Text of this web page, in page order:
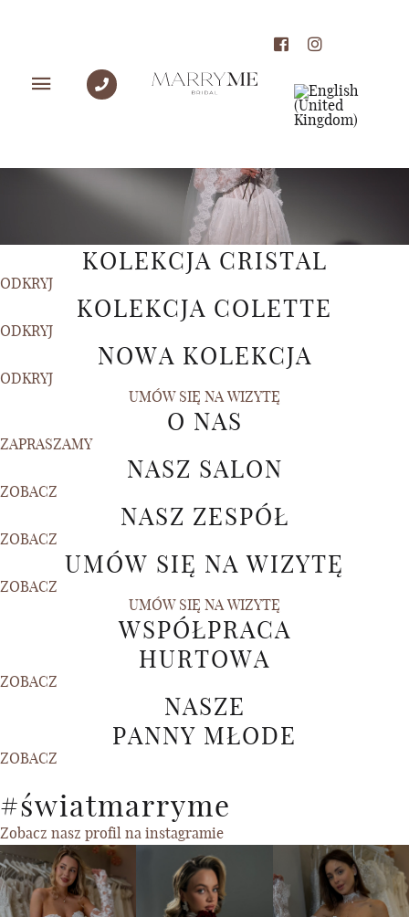
KOLEKCJA CRISTAL
ODKRYJ
KOLEKCJA COLETTE
ODKRYJ
NOWA KOLEKCJA
ODKRYJ
UMÓW SIĘ NA WIZYTĘ
O NAS
ZAPRASZAMY
NASZ SALON
ZOBACZ
NASZ ZESPÓŁ
ZOBACZ
UMÓW SIĘ NA WIZYTĘ
ZOBACZ
UMÓW SIĘ NA WIZYTĘ
WSPÓŁPRACA
HURTOWA
ZOBACZ
NASZE
PANNY MŁODE
ZOBACZ
#światmarryme
Zobacz nasz profil na instagramie